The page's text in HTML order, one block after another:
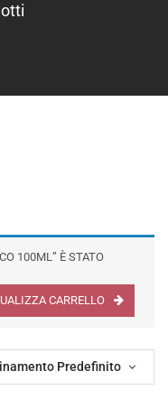
100ML” È STATO
CARRELLO
Predefinito